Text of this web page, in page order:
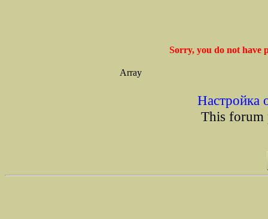
Sorry, you do not have
Array
Настройка
This